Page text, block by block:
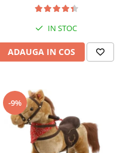
IN STOC
ADAUGA IN COS
-9%